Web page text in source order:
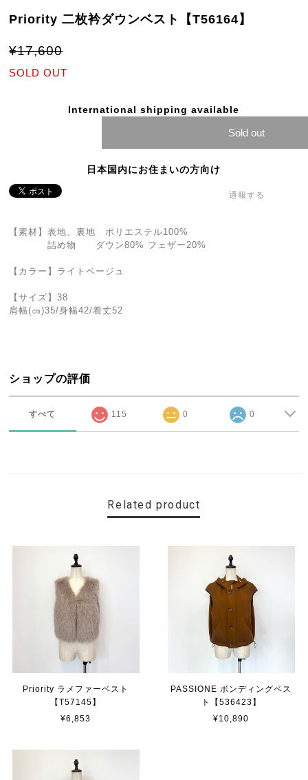
Priority 二枚衿ダウンベスト【T56164】
¥17,600
SOLD OUT
International shipping available
Sold out
日本国内にお住まいの方向け
通報する
【素材】表地、裏地 ポリエステル100%
詰め物 ダウン80% フェザー20%
【カラー】ライトベージュ
【サイズ】38
肩幅(㎝)35/身幅42/着丈52
ショップの評価
すべて 115 0 0
Related product
Priority ラメファーベスト
【T57145】
¥6,853
PASSIONE ボンディングベス
ト【536423】
¥10,890